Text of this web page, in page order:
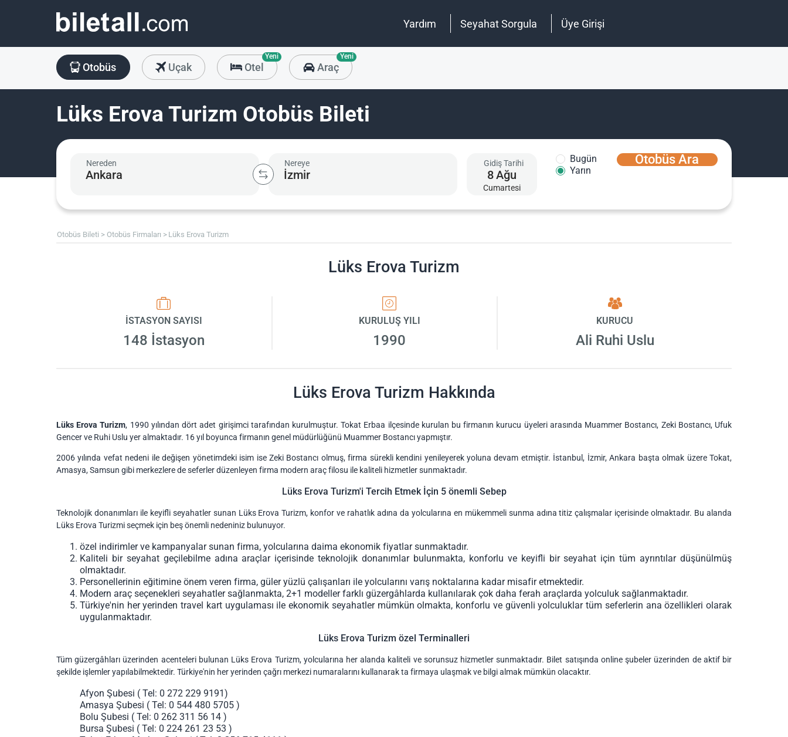
Yardım Seyahat Sorgula Üye Girişi
Otobüs Uçak Otel
Yeni
Araç
Yeni
Lüks Erova Turizm Otobüs Bileti
Nereden Nereye Gidiş Tarihi
8Ağu
Cumartesi
Bugün
Yarın
Otobüs Ara
Otobüs Bileti Otobüs Firmaları Lüks Erova Turizm
Lüks Erova Turizm
İSTASYON SAYISI
148 İstasyon
KURULUŞ YILI
1990
KURUCU
Ali Ruhi Uslu
Lüks Erova Turizm Hakkında
Lüks Erova Turizm, 1990 yılından dört adet girişimci tarafından kurulmuştur. Tokat Erbaa ilçesinde kurulan bu firmanın kurucu üyeleri arasında Muammer Bostancı, Zeki Bostancı, Ufuk
Gencer ve Ruhi Uslu yer almaktadır. 16 yıl boyunca firmanın genel müdürlüğünü Muammer Bostancı yapmıştır.
2006 yılında vefat nedeni ile değişen yönetimdeki isim ise Zeki Bostancı olmuş, firma sürekli kendini yenileyerek yoluna devam etmiştir. İstanbul, İzmir, Ankara başta olmak üzere Tokat,
Amasya, Samsun gibi merkezlere de seferler düzenleyen firma modern araç filosu ile kaliteli hizmetler sunmaktadır.
Lüks Erova Turizm'i Tercih Etmek İçin 5 önemli Sebep
Teknolojik donanımları ile keyifli seyahatler sunan Lüks Erova Turizm, konfor ve rahatlık adına da yolcularına en mükemmeli sunma adına titiz çalışmalar içerisinde olmaktadır. Bu alanda
Lüks Erova Turizmi seçmek için beş önemli nedeniniz bulunuyor.
özel indirimler ve kampanyalar sunan firma, yolcularına daima ekonomik fiyatlar sunmaktadır.
Kaliteli bir seyahat geçilebilme adına araçlar içerisinde teknolojik donanımlar bulunmakta, konforlu ve keyifli bir seyahat için tüm ayrıntılar düşünülmüş
olmaktadır.
Personellerinin eğitimine önem veren firma, güler yüzlü çalışanları ile yolcularını varış noktalarına kadar misafir etmektedir.
Modern araç seçenekleri seyahatler sağlanmakta, 2+1 modeller farklı güzergâhlarda kullanılarak çok daha ferah araçlarda yolculuk sağlanmaktadır.
Türkiye'nin her yerinden travel kart uygulaması ile ekonomik seyahatler mümkün olmakta, konforlu ve güvenli yolculuklar tüm seferlerin ana özellikleri olarak
uygulanmaktadır.
Lüks Erova Turizm özel Terminalleri
Tüm güzergâhları üzerinden acenteleri bulunan Lüks Erova Turizm, yolcularına her alanda kaliteli ve sorunsuz hizmetler sunmaktadır. Bilet satışında online şubeler üzerinden de aktif bir
şekilde işlemler yapılabilmektedir. Türkiye'nin her yerinden çağrı merkezi numaralarını kullanarak ta firmaya ulaşmak ve bilgi almak mümkün olacaktır.
Afyon Şubesi ( Tel: 0 272 229 9191)
Amasya Şubesi ( Tel: 0 544 480 5705 )
Bolu Şubesi ( Tel: 0 262 311 56 14 )
Bursa Şubesi ( Tel: 0 224 261 23 53 )